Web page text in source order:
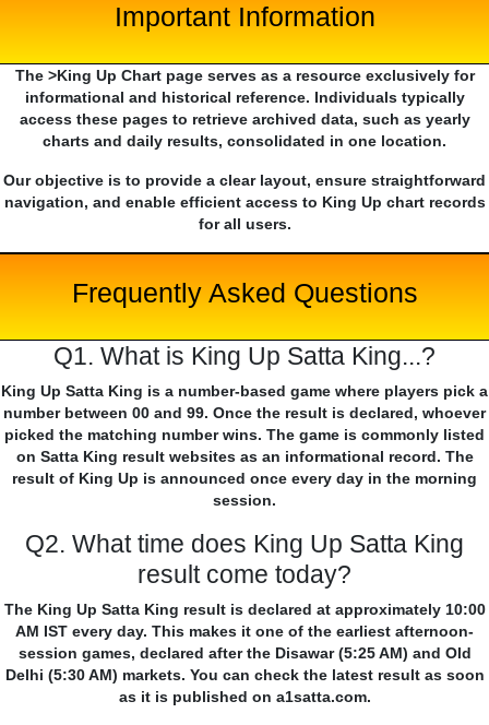
Important Information
The >King Up Chart page serves as a resource exclusively for
informational and historical reference. Individuals typically
access these pages to retrieve archived data, such as yearly
charts and daily results, consolidated in one location.
Our objective is to provide a clear layout, ensure straightforward
navigation, and enable efficient access to King Up chart records
for all users.
Frequently Asked Questions
Q1. What is King Up Satta King...?
King Up Satta King is a number-based game where players pick a
number between 00 and 99. Once the result is declared, whoever
picked the matching number wins. The game is commonly listed
on Satta King result websites as an informational record. The
result of King Up is announced once every day in the morning
session.
Q2. What time does King Up Satta King
result come today?
The King Up Satta King result is declared at approximately 10:00
AM IST every day. This makes it one of the earliest afternoon-
session games, declared after the Disawar (5:25 AM) and Old
Delhi (5:30 AM) markets. You can check the latest result as soon
as it is published on a1satta.com.